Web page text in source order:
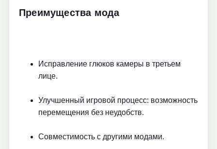
Преимущества мода
Исправление глюков камеры в третьем
лице.
Улучшенный игровой процесс: возможность
перемещения без неудобств.
Совместимость с другими модами.